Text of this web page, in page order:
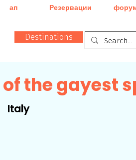
ап Резервации
Destinations
the gayest
Italy